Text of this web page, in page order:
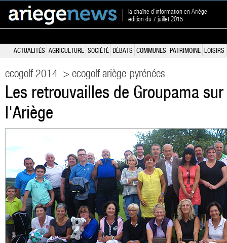
la chaîne d'information en Ariège
édition du 7 juillet 2015
ACTUALITÉS AGRICULTURE SOCIÉTÉ DÉBATS COMMUNES PATRIMOINE LOISIRS
ecogolf 2014 > ecogolf ariège-pyrénées
Les retrouvailles de Groupama
l'Ariège